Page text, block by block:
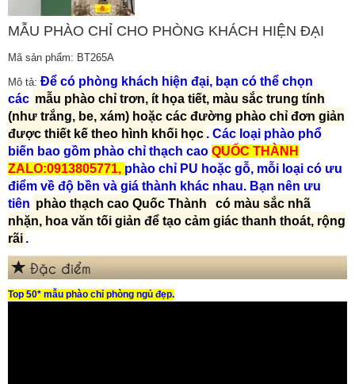
MẪU PHÀO CHỈ CHO PHÒNG KHÁCH HIỆN ĐẠI
Mã sản phẩm: BT265A
Mô tả: Để có phòng khách hiện đại, bạn có thể chọn
các mẫu phào chỉ trơn, ít họa tiết, màu sắc trung tính
(như trắng, be, xám) hoặc các đường phào chỉ đơn giản
được thiết kế theo hình khối học . Các loại phào phổ
biến bao gồm phào chỉ thạch cao QUỐC THÀNH
ZALO:0913805771, phào chỉ PU hoặc gỗ, mỗi loại có ưu
điểm về độ bền và giá thành khác nhau. Bạn nên ưu
tiên phào thạch cao Quốc Thành
có màu sắc nhã
nhặn, hoa văn tối giản để tạo cảm giác thanh thoát, rộng
rãi .
Đặc điểm
Top 50* mẫu phào chỉ phòng ngủ đẹp.